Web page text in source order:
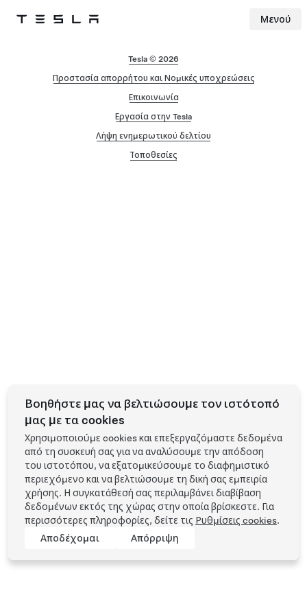
Tesla Μενού
Tesla © 2026
Προστασία απορρήτου και Νομικές υποχρεώσεις
Επικοινωνία
Εργασία στην Tesla
Λήψη ενημερωτικού δελτίου
Τοποθεσίες
Βοηθήστε μας να βελτιώσουμε τον ιστότοπό
μας με τα cookies
Χρησιμοποιούμε cookies και επεξεργαζόμαστε δεδομένα
από τη συσκευή σας για να αναλύσουμε την απόδοση
του ιστοτόπου, να εξατομικεύσουμε το διαφημιστικό
περιεχόμενο και να βελτιώσουμε τη δική σας εμπειρία
χρήσης. Η συγκατάθεσή σας περιλαμβάνει διαβίβαση
δεδομένων εκτός της χώρας στην οποία βρίσκεστε. Για
περισσότερες πληροφορίες, δείτε τις Ρυθμίσεις cookies.
Αποδέχομαι
Απόρριψη